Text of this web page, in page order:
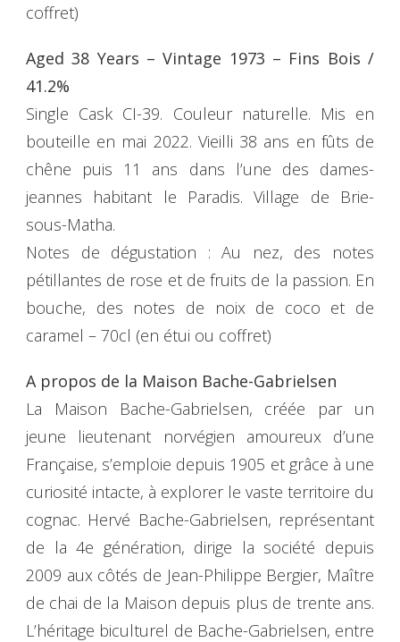
coffret)
Aged 38 Years – Vintage 1973 – Fins Bois /
41.2%
Single Cask CI-39. Couleur naturelle. Mis en
bouteille en mai 2022. Vieilli 38 ans en fûts de
chêne puis 11 ans dans l’une des dames-
jeannes habitant le Paradis. Village de Brie-
sous-Matha.
Notes de dégustation : Au nez, des notes
pétillantes de rose et de fruits de la passion. En
bouche, des notes de noix de coco et de
caramel – 70cl (en étui ou coffret)
A propos de la Maison Bache-Gabrielsen
La Maison Bache-Gabrielsen, créée par un
jeune lieutenant norvégien amoureux d’une
Française, s’emploie depuis 1905 et grâce à une
curiosité intacte, à explorer le vaste territoire du
cognac. Hervé Bache-Gabrielsen, représentant
de la 4e génération, dirige la société depuis
2009 aux côtés de Jean-Philippe Bergier, Maître
de chai de la Maison depuis plus de trente ans.
L’héritage biculturel de Bache-Gabrielsen, entre